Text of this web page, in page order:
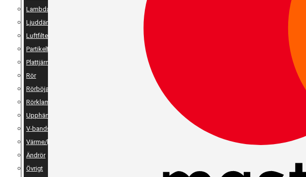
Lambda
Ljuddämpare
Luftfilter
Partikelfilter
Plattjärn, vinkeljärn & stänger
Rör
Rörböjar
Rörklammer
Upphängning
V-bandsklammer & V-bandsflänsar
Värme/ljudisolering
Ändrör
Övrigt